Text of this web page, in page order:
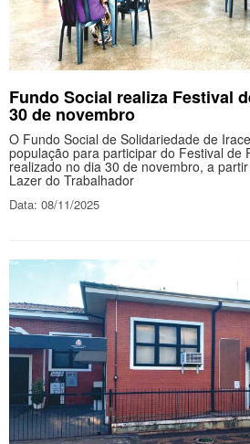
Fundo Social realiza Festival
30 de novembro
O Fundo Social de Solidariedade de
população para participar do Festival de
realizado no dia 30 de novembro, a
Lazer do Trabalhador
Data: 08/11/2025